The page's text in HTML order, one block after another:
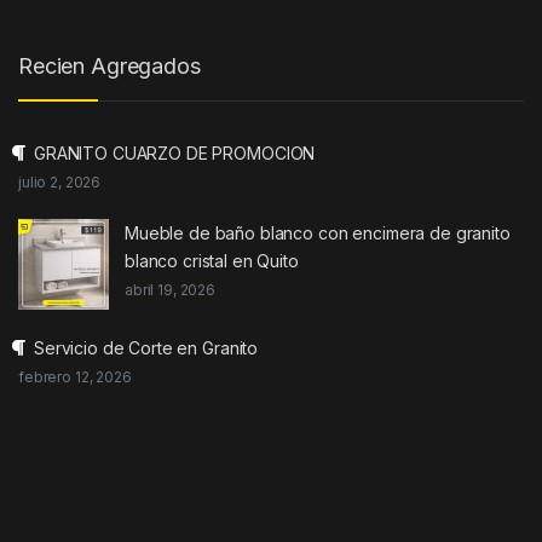
Recien Agregados
GRANITO CUARZO DE PROMOCION
julio 2, 2026
Mueble de baño blanco con encimera de granito
blanco cristal en Quito
abril 19, 2026
Servicio de Corte en Granito
febrero 12, 2026